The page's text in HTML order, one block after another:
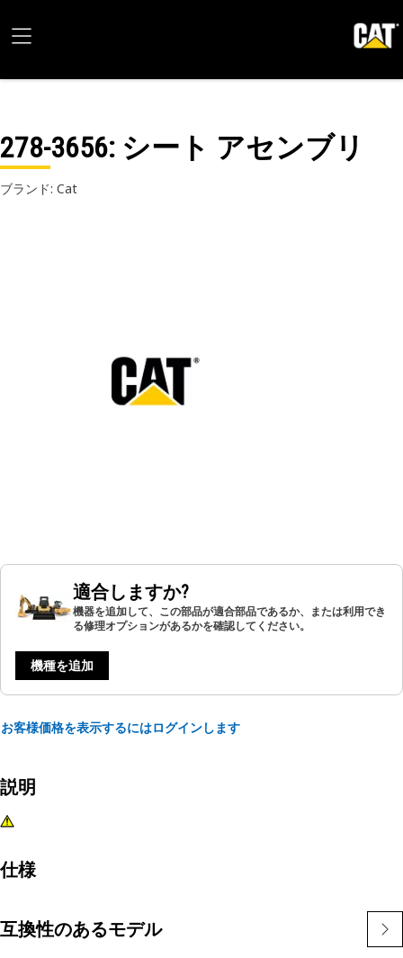
278-3656: シート アセンブリ
ブランド: Cat
適合しますか?
機器を追加して、この部品が適合部品であるか、または利用でき
る修理オプションがあるかを確認してください。
機種を追加
お客様価格を表示するにはログインします
説明
仕様
互換性のあるモデル